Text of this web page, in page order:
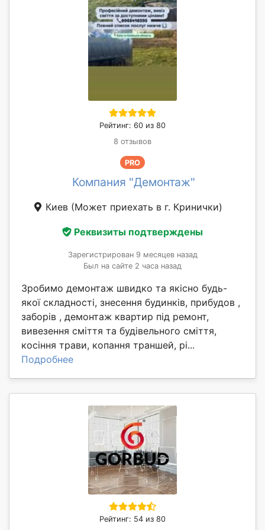
Рейтинг: 60 из 80
8 отзывов
PRO
Компания "Демонтаж"
Киев (Может приехать в г. Кринички)
Реквизиты подтверждены
Зарегистрирован 9 месяцев назад
Был на сайте 2 часа назад
Зробимо демонтаж швидко та якісно будь-
якої складності, знесення будинків, прибудов ,
заборів , демонтаж квартир під ремонт,
вивезення сміття та будівельного сміття,
косіння трави, копання траншей, рі...
Подробнее
Рейтинг: 54 из 80